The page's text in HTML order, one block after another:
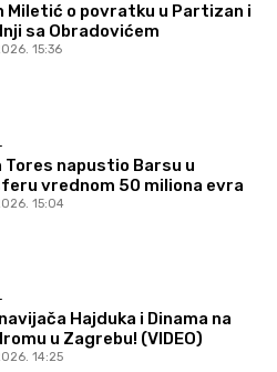
Miletić o povratku u Partizan i
sa Obradovićem
15:36
Tores napustio Barsu u
vrednom 50 miliona evra
15:04
Hajduka i Dinama na
u Zagrebu! (VIDEO)
14:25